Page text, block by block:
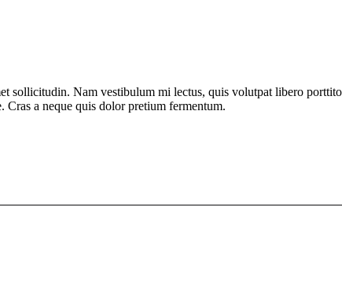
sollicitudin. Nam vestibulum mi lectus, quis volutpat libero
a neque quis dolor pretium fermentum.